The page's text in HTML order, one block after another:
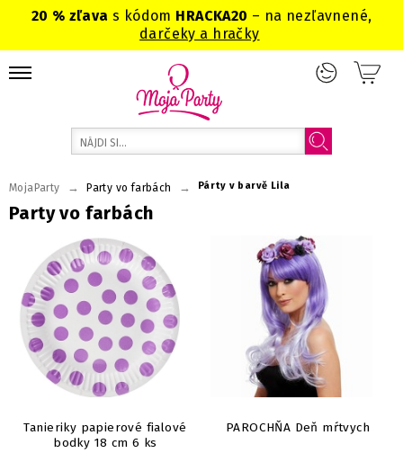
20 % zľavas kódom HRACKA20 – na nezľavnené,
darčeky a hračky
Party vo farbách
MojaParty → Party vo farbách → Párty v barvě Lila
Tanieriky papierové fialové
bodky 18 cm 6 ks
PAROCHŇA Deň mŕtvych